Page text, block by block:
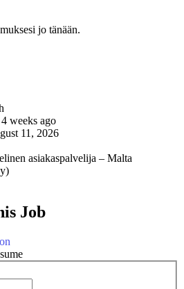
jo tänään.
weeks ago
11, 2026
asiakaspalvelija – Malta
Job